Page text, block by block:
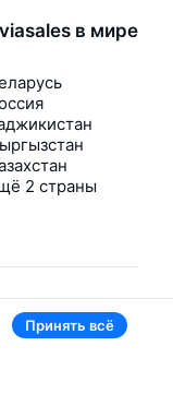
в мире
2 страны
Принять всё